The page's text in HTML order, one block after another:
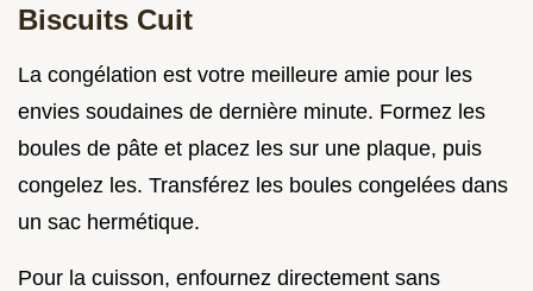
Biscuits Cuit
La congélation est votre meilleure amie pour les
envies soudaines de dernière minute. Formez les
boules de pâte et placez les sur une plaque, puis
congelez les. Transférez les boules congelées dans
un sac hermétique.
Pour la cuisson, enfournez directement sans